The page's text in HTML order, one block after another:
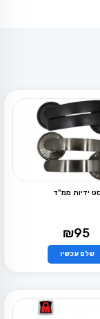
ידיות ממ"ד
₪95
שלם עכשיו
למוצר